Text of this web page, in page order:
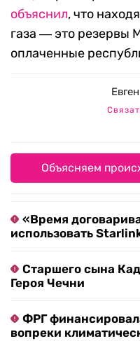
объяснил, что
газа ― это резервы
оплаченные
Объясняем
«Время
использовать
Старшего сына
Героя Чечни
ФРГ
вопреки